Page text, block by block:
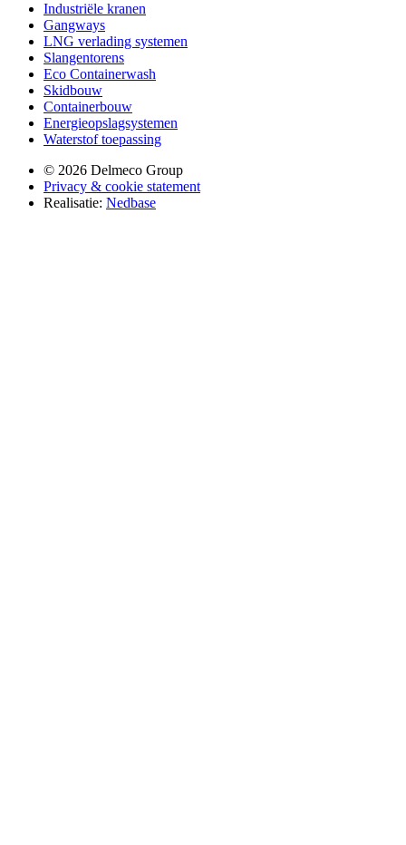
Industriële kranen
Gangways
LNG verlading systemen
Slangentorens
Eco Containerwash
Skidbouw
Containerbouw
Energieopslagsystemen
Waterstof toepassing
© 2026 Delmeco Group
Privacy & cookie statement
Realisatie: Nedbase